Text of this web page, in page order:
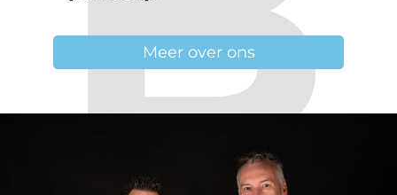
Meer over ons